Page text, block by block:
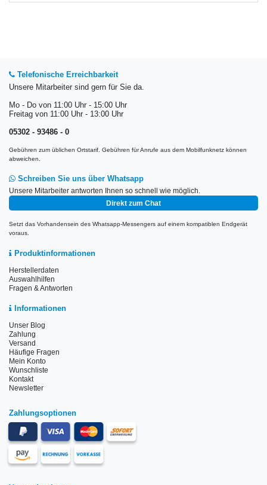
Telefonische Erreichbarkeit
Unsere Mitarbeiter sind gern für Sie da.
Mo - Do von 11:00 Uhr - 15:00 Uhr
Freitag von 11:00 Uhr - 13:00 Uhr
05302 - 93486 - 0
Gebühren zum üblichen Ortstarif. Gebühren für Anrufe aus dem Mobilfunknetz können
abweichen.
Schreiben Sie uns über Whatsapp
Unsere Mitarbeiter antworten Ihnen so schnell wie möglich.
Direkt zum Chat
Setzt das Vorhandensein des Whatsapp-Messengers auf einem kompatiblen Endgerät
voraus.
Produktinformationen
Herstellerdaten
Auswahlhilfen
Fragen & Antworten
Informationen
Unser Blog
Zahlung
Versand
Häufige Fragen
Mein Konto
Wunschliste
Kontakt
Newsletter
Zahlungsoptionen